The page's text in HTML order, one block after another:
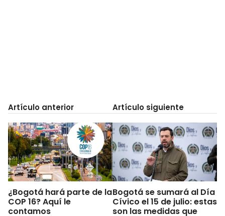
Artículo anterior
¿Bogotá hará parte de la
COP 16? Aquí le
contamos
Artículo siguiente
Bogotá se sumará al Día
Cívico el 15 de julio: estas
son las medidas que